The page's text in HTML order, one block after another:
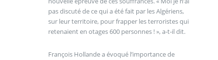
pas discuté de ce qui a été fait par les Algériens,
sur leur territoire, pour frapper les terroristes qui
retenaient en otages 600 personnes ! », a‑t‑il dit.
François Hollande a évoqué l’importance de